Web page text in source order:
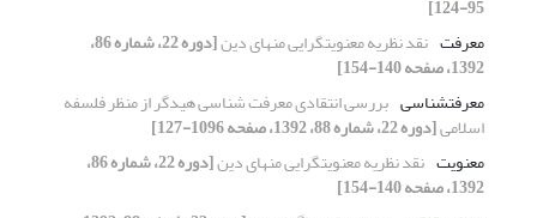
95-124]
معرفت نقد نظریه معنویت‏گرایی منهای دین [دوره 22، شماره 86،
1392، صفحه 140-154]
معرفت‏شناسی بررسی انتقادی معرفت شناسی هیدگر از منظر فلسفه
اسلامی[دوره 22، شماره 88، 1392، صفحه 1096-127]
معنویت نقد نظریه معنویت‏گرایی منهای دین [دوره 22، شماره 86،
1392، صفحه 140-154]